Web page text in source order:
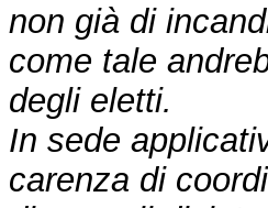
non già di
come tale
degli eletti.
In sede
carenza di